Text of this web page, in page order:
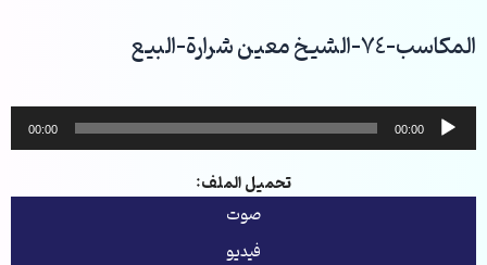
إلىالمكاسب-74-الشيخ معين شرارة-البيع
مشغل
الصوت
00:00
00:00
تحميل الملف:
صوت
فيديو